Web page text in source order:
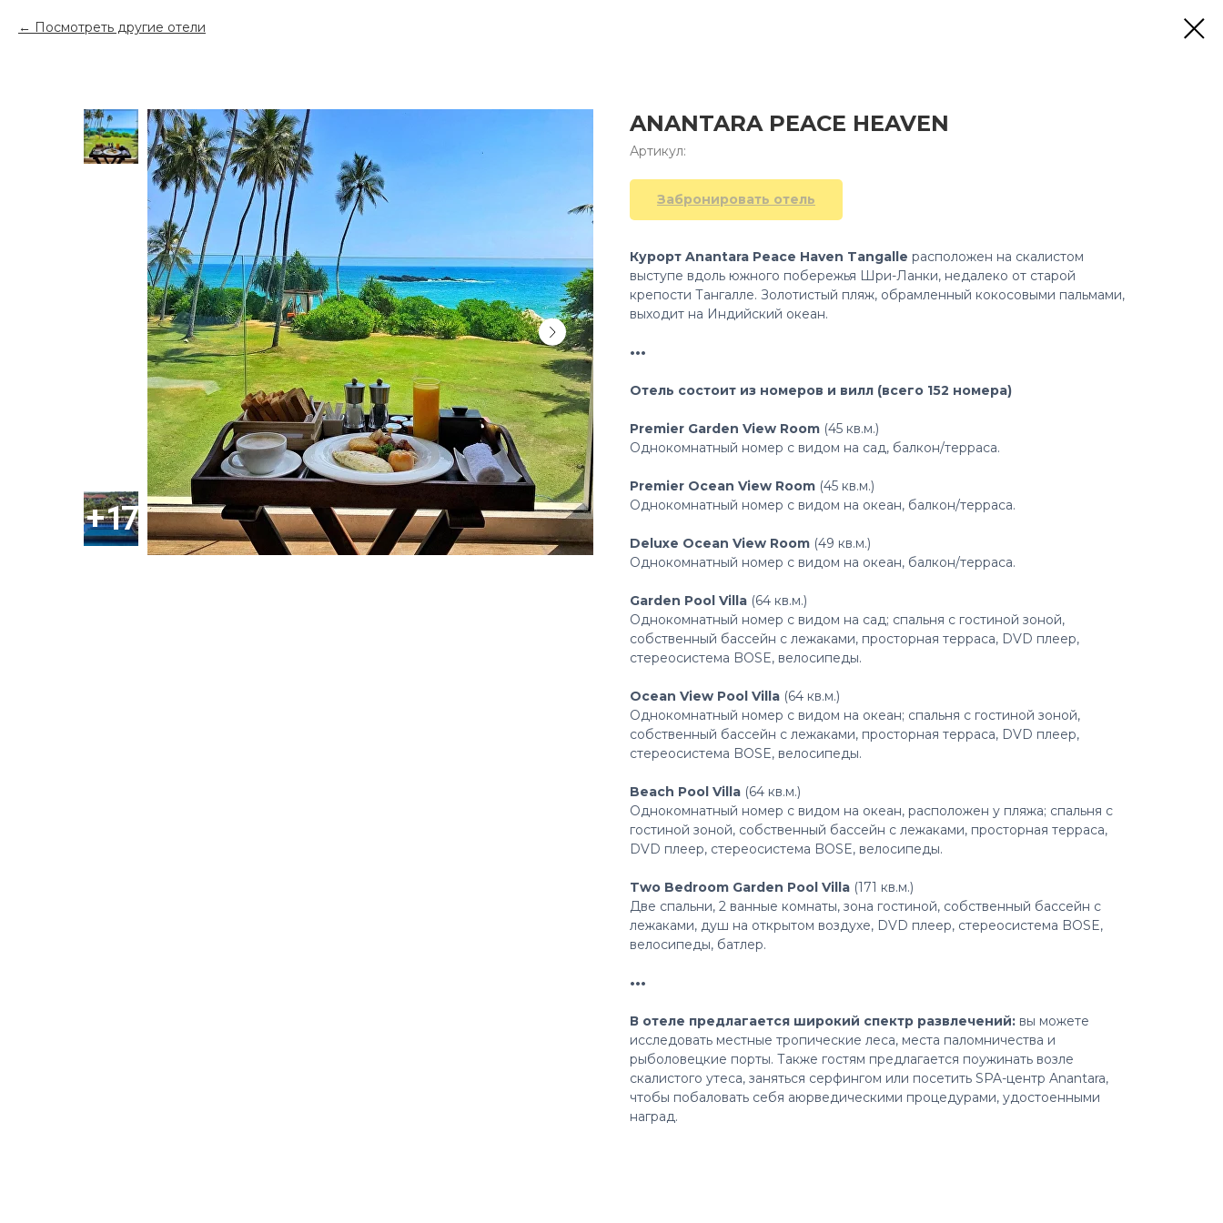
Посмотреть другие отели
ANANTARA PEACE HEAVEN
Артикул:
Забронировать отель
Курорт Anantara Peace Haven Tangalle расположен на скалистом
выступе вдоль южного побережья Шри-Ланки, недалеко от старой
крепости Тангалле. Золотистый пляж, обрамленный кокосовыми пальмами,
выходит на Индийский океан.
•••
Отель состоит из номеров и вилл (всего 152 номера)
Premier Garden View Room (45 кв.м.)
Однокомнатный номер с видом на сад, балкон/терраса.
Premier Ocean View Room (45 кв.м.)
Однокомнатный номер с видом на океан, балкон/терраса.
Deluxe Ocean View Room (49 кв.м.)
Однокомнатный номер с видом на океан, балкон/терраса.
Garden Pool Villa (64 кв.м.)
Однокомнатный номер с видом на сад; спальня с гостиной зоной,
собственный бассейн с лежаками, просторная терраса, DVD плеер,
стереосистема BOSE, велосипеды.
Ocean View Pool Villa (64 кв.м.)
Однокомнатный номер с видом на океан; спальня с гостиной зоной,
собственный бассейн с лежаками, просторная терраса, DVD плеер,
стереосистема BOSE, велосипеды.
Beach Pool Villa (64 кв.м.)
Однокомнатный номер с видом на океан, расположен у пляжа; спальня с
гостиной зоной, собственный бассейн с лежаками, просторная терраса,
DVD плеер, стереосистема BOSE, велосипеды.
Two Bedroom Garden Pool Villa (171 кв.м.)
Две спальни, 2 ванные комнаты, зона гостиной, собственный бассейн с
лежаками, душ на открытом воздухе, DVD плеер, стереосистема BOSE,
велосипеды, батлер.
•••
В отеле предлагается широкий спектр развлечений: вы можете
исследовать местные тропические леса, места паломничества и
рыболовецкие порты. Также гостям предлагается поужинать возле
скалистого утеса, заняться серфингом или посетить SPA-центр Anantara,
чтобы побаловать себя аюрведическими процедурами, удостоенными
наград.